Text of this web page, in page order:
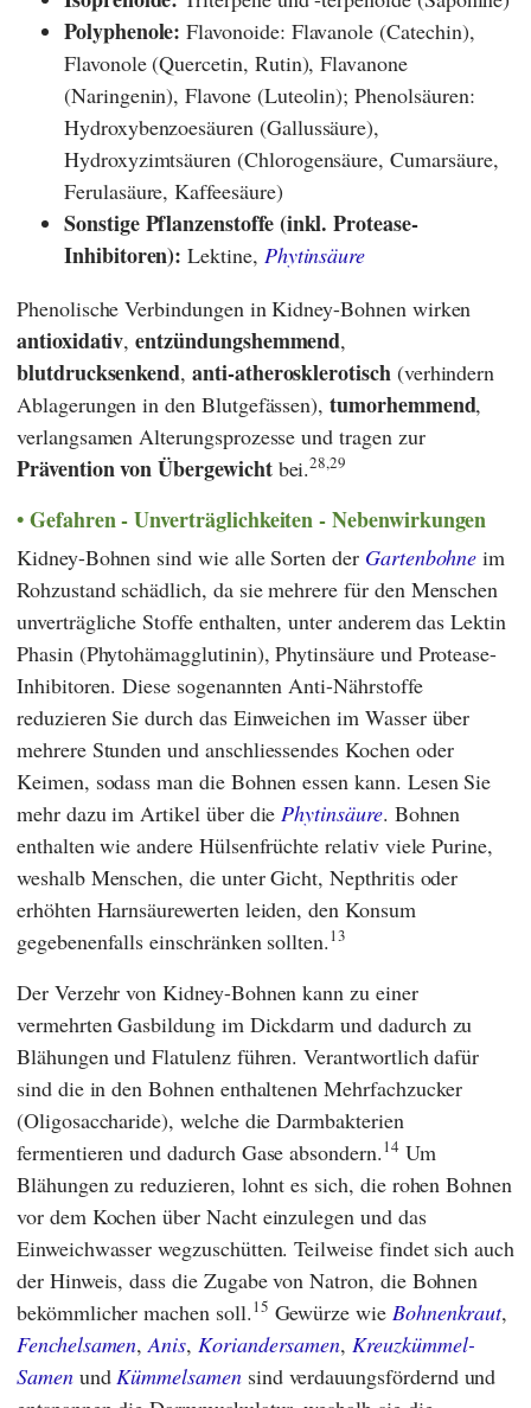
Polyphenole: Flavonoide: Flavanole (Catechin),
Flavonole (Quercetin, Rutin), Flavanone
(Naringenin), Flavone (Luteolin); Phenolsäuren:
Hydroxybenzoesäuren (Gallussäure),
Hydroxyzimtsäuren (Chlorogensäure, Cumarsäure,
Ferulasäure, Kaffeesäure)
Sonstige Pflanzenstoffe (inkl. Protease-
Inhibitoren):Lektine, Phytinsäure
Phenolische Verbindungen in Kidney-Bohnen wirken
antioxidativ,entzündungshemmend,
blutdrucksenkend,anti-atherosklerotisch(verhindern
Ablagerungen in den Blutgefässen),tumorhemmend,
verlangsamen Alterungsprozesse und tragen zur
Prävention von Übergewichtbei.28,29
Gefahren - Unverträglichkeiten - Nebenwirkungen
Kidney-Bohnen sind wie alle Sorten der Gartenbohne im
Rohzustand schädlich, da sie mehrere für den Menschen
unverträgliche Stoffe enthalten, unter anderem das Lektin
Phasin (Phytohämagglutinin), Phytinsäure und Protease-
Inhibitoren. Diese sogenannten Anti-Nährstoffe
reduzieren Sie durch das Einweichen im Wasser über
mehrere Stunden und anschliessendes Kochen oder
Keimen, sodass man die Bohnen essen kann. Lesen Sie
mehr dazu im Artikel über diePhytinsäure. Bohnen
enthalten wie andere Hülsenfrüchte relativ viele Purine,
weshalb Menschen, die unter Gicht, Nepthritis oder
erhöhten Harnsäurewerten leiden, den Konsum
gegebenenfalls einschränken sollten.13
Der Verzehr von Kidney-Bohnen kann zu einer
vermehrten Gasbildung im Dickdarm und dadurch zu
Blähungen und Flatulenz führen. Verantwortlich dafür
sind die in den Bohnen enthaltenen Mehrfachzucker
(Oligosaccharide), welche die Darmbakterien
fermentieren und dadurch Gase absondern.14 Um
Blähungen zu reduzieren, lohnt es sich, die rohen Bohnen
vor dem Kochen über Nacht einzulegen und das
Einweichwasser wegzuschütten. Teilweise findet sich auch
der Hinweis, dass die Zugabe von Natron, die Bohnen
bekömmlicher machen soll.15 Gewürze wie Bohnenkraut,
Fenchelsamen,Anis, Koriandersamen,Kreuzkümmel-
SamenundKümmelsamensind verdauungsfördernd und